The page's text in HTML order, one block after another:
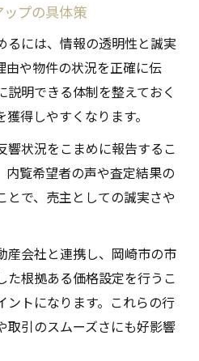
プの具体策
るには、情報の透明性と誠実
由や物件の状況を正確に伝
説明できる体制を整えておく
得しやすくなります。
響状況をこまめに報告するこ
内覧希望者の声や査定結果の
とで、売主としての誠実さや
産会社と連携し、岡崎市の市
た根拠ある価格設定を行うこ
ントになります。これらの行
取引のスムーズさにも好影響